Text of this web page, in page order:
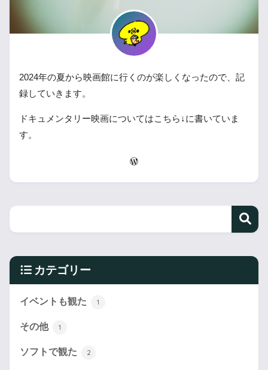
2024年の夏から映画館に行くのが楽しくなったので、記
録していきます。
ドキュメンタリー映画についてはこちら↓に書いていま
す。
カテゴリー
イベントも観た 1
その他 1
ソフトで観た 2